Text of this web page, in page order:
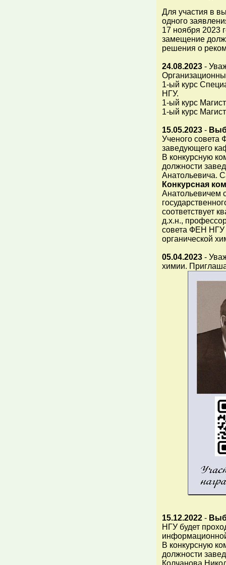
Для участия в
одного
17 ноября 2023
замещение
решения о
24.08.2023 -
1-ый курс
НГУ.
1-ый курс
1-ый курс
15.05.2023 -
Ученого совета
заведующего
В конкурсную
должности
Анатольевича.
Конкурсная
Анатольевичем
соответствует
д.х.н.,
совета ФЕН НГУ
органической
05.04.2023 -
химии.
15.12.2022 -
НГУ будет
В конкурсную
должности
Колчанова